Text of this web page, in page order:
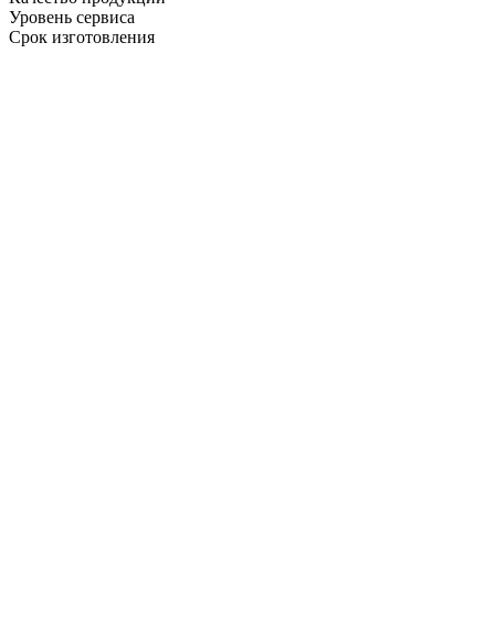
Уровень сервиса
Срок изготовления